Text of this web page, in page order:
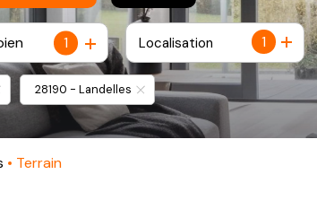
1 1
Localisation
28190 - Landelles
Terrain